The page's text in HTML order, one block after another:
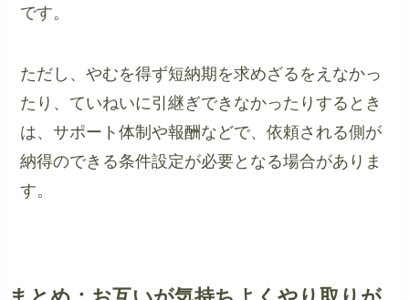
です。
ただし、やむを得ず短納期を求めざるをえなかっ
たり、ていねいに引継ぎできなかったりするとき
は、サポート体制や報酬などで、依頼される側が
納得のできる条件設定が必要となる場合がありま
す。